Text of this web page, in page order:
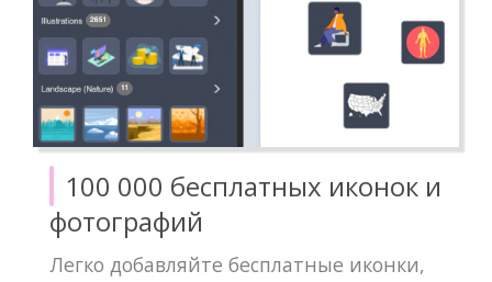
100 000 бесплатных иконок и
фотографий
Легко добавляйте бесплатные иконки,